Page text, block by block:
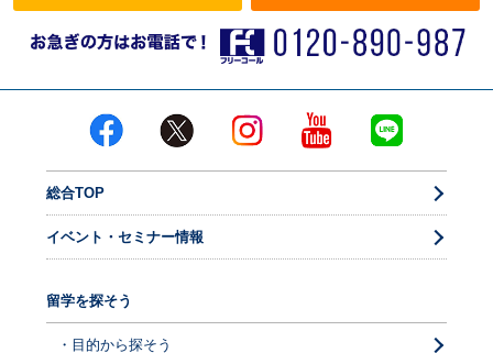
総合TOP
イベント・セミナー情報
留学を探そう
・目的から探そう